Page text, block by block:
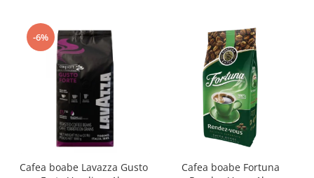
-6%
Cafea boabe Lavazza Gusto
Cafea boabe Fortuna